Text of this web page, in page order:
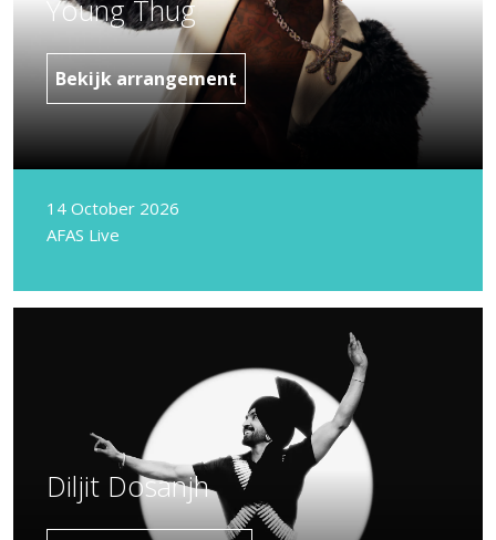
Young Thug
Bekijk arrangement
14 October 2026
AFAS Live
Diljit Dosanjh